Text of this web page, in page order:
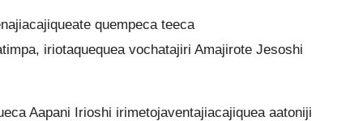
quempeca teeca
iriotaquequea vochatajiri Amajirote Jesoshi
Aapani Irioshi irimetojaventajiacajiquea aatoniji